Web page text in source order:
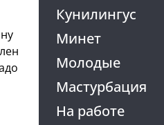
Кунилингус
Минет
Молодые
Мастурбация
На работе